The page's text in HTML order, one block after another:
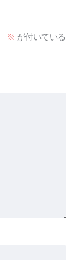
※ が付いている